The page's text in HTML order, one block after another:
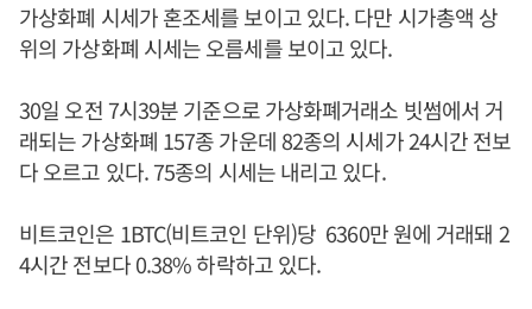
가상화폐 시세가 혼조세를 보이고 있다. 다만 시가총액 상
위의 가상화폐 시세는 오름세를 보이고 있다.
30일 오전 7시39분 기준으로 가상화폐거래소 빗썸에서 거
래되는 가상화폐 157종 가운데 82종의 시세가 24시간 전보
다 오르고 있다. 75종의 시세는 내리고 있다.
비트코인은 1BTC(비트코인 단위)당 6360만 원에 거래돼 2
4시간 전보다 0.38% 하락하고 있다.